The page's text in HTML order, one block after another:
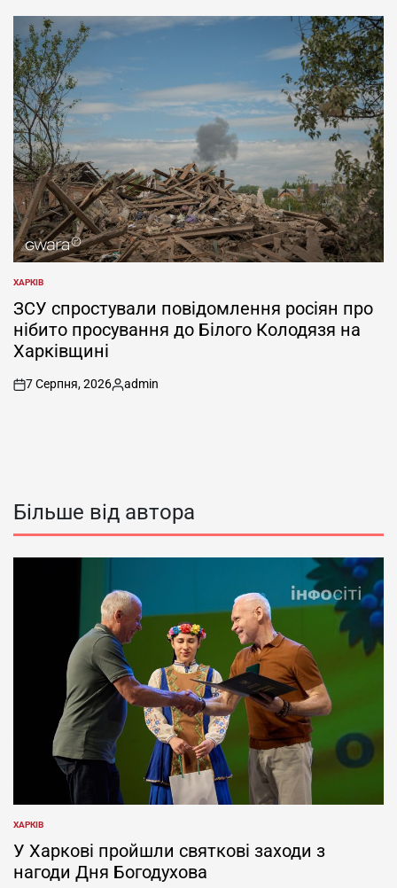
ОПУБЛІКУВАТИ
У
ХАРКІВ
ЗСУ спростували повідомлення росіян про
нібито просування до Білого Колодязя на
Харківщині
on
7 Серпня, 2026
Опубліковано
admin
Більше від автора
ОПУБЛІКУВАТИ
У
ХАРКІВ
У Харкові пройшли святкові заходи з
нагоди Дня Богодухова